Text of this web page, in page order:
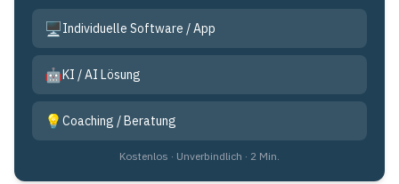
🖥️Individuelle Software / App
🤖KI / AI Lösung
💡 Coaching / Beratung
Kostenlos · Unverbindlich · 2 Min.